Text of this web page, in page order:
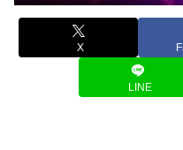
X
LINE